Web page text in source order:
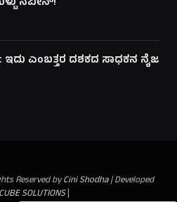
ಇದು ಎಂಬತ್ತರ ದಶಕದ ಸಾಧಕನ ನೈಜ
Reserved byCini Shodha| Developed
SOLUTIONS|